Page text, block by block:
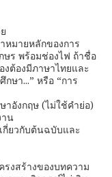
มายหลักของการ
ษร พร้อมช่องไฟ ถ้าชื่อ
งต้องมีภาษาไทยและ
ษา...” หรือ “การ
อังกฤษ (ไม่ใช้คำย่อ)
น
ยวกับต้นฉบับและ
รงสร้างของบทความ